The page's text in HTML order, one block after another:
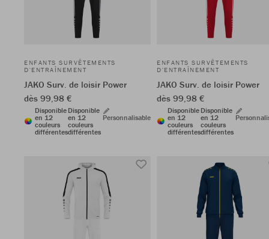
ENFANTS SURVÊTEMENTS
D'ENTRAÎNEMENT
JAKO Surv. de loisir Power
dès 99,98 €
Disponible
en 12
couleurs
différentes
Disponible
en 12
couleurs
différentes
Personnalisable
ENFANTS SURVÊTEMENTS
D'ENTRAÎNEMENT
JAKO Surv. de loisir Power
dès 99,98 €
Disponible
en 12
couleurs
différentes
Disponible
en 12
couleurs
différentes